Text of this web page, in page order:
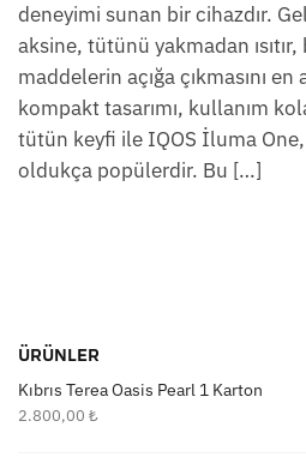
deneyimi sunan bir cihazdır.
aksine, tütünü yakmadan ısıtır,
maddelerin açığa çıkmasını en
kompakt tasarımı, kullanım
tütün keyfi ile IQOS İluma
oldukça popülerdir. Bu […]
ÜRÜNLER
Kıbrıs Terea Oasis Pearl 1 Karton
2.800,00 ₺